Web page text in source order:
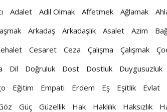
Adalet Adil Olmak Affetmek Ağlamak
Arkadaş Arkadaşlık Asalet Azim
Cesaret Ceza Çalışma Çalışmak
Dil Doğruluk Dost Dostluk Duygusuzluk
Eğitim Empati Erdem Eş Eşitlik Evlat
Güç Güzellik Hak Haklılık Haksızlık